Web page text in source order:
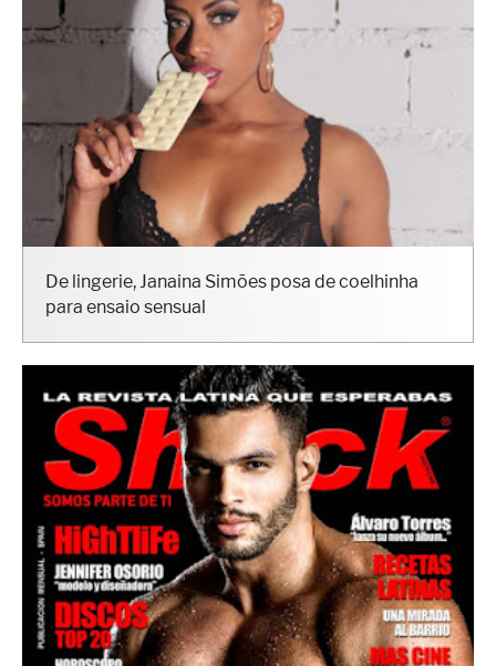
De lingerie, Janaina Simões posa de coelhinha
para ensaio sensual